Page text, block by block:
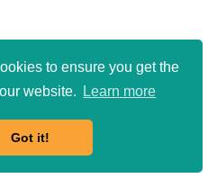
to ensure you get the
website.
Learn more
Got it!